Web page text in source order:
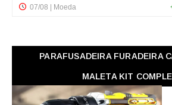
PARAFUSADEIRA FURADEIRA
MALETA KIT